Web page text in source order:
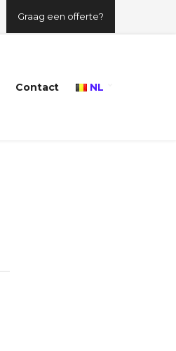
Graag een offerte?
Contact NL